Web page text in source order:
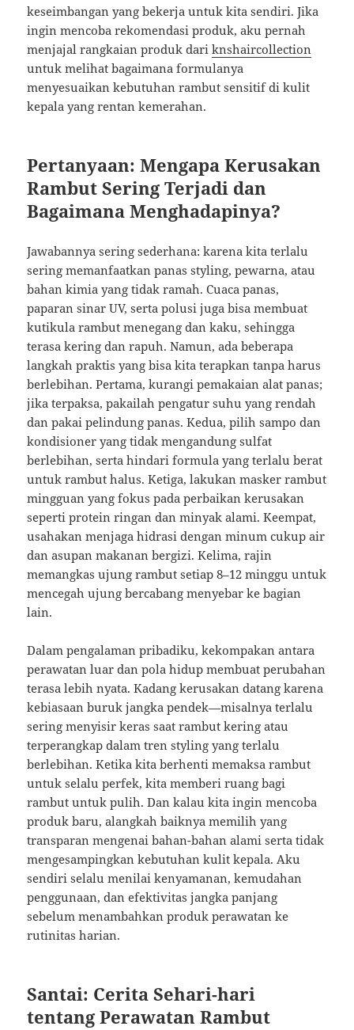
keseimbangan yang bekerja untuk kita sendiri. Jika
ingin mencoba rekomendasi produk, aku pernah
menjajal rangkaian produk dariknshaircollection
untuk melihat bagaimana formulanya
menyesuaikan kebutuhan rambut sensitif di kulit
kepala yang rentan kemerahan.
Pertanyaan: Mengapa Kerusakan
Rambut Sering Terjadi dan
Bagaimana Menghadapinya?
Jawabannya sering sederhana: karena kita terlalu
sering memanfaatkan panas styling, pewarna, atau
bahan kimia yang tidak ramah. Cuaca panas,
paparan sinar UV, serta polusi juga bisa membuat
kutikula rambut menegang dan kaku, sehingga
terasa kering dan rapuh. Namun, ada beberapa
langkah praktis yang bisa kita terapkan tanpa harus
berlebihan. Pertama, kurangi pemakaian alat panas;
jika terpaksa, pakailah pengatur suhu yang rendah
dan pakai pelindung panas. Kedua, pilih sampo dan
kondisioner yang tidak mengandung sulfat
berlebihan, serta hindari formula yang terlalu berat
untuk rambut halus. Ketiga, lakukan masker rambut
mingguan yang fokus pada perbaikan kerusakan
seperti protein ringan dan minyak alami. Keempat,
usahakan menjaga hidrasi dengan minum cukup air
dan asupan makanan bergizi. Kelima, rajin
memangkas ujung rambut setiap 8–12 minggu untuk
mencegah ujung bercabang menyebar ke bagian
lain.
Dalam pengalaman pribadiku, kekompakan antara
perawatan luar dan pola hidup membuat perubahan
terasa lebih nyata. Kadang kerusakan datang karena
kebiasaan buruk jangka pendek—misalnya terlalu
sering menyisir keras saat rambut kering atau
terperangkap dalam tren styling yang terlalu
berlebihan. Ketika kita berhenti memaksa rambut
untuk selalu perfek, kita memberi ruang bagi
rambut untuk pulih. Dan kalau kita ingin mencoba
produk baru, alangkah baiknya memilih yang
transparan mengenai bahan-bahan alami serta tidak
mengesampingkan kebutuhan kulit kepala. Aku
sendiri selalu menilai kenyamanan, kemudahan
penggunaan, dan efektivitas jangka panjang
sebelum menambahkan produk perawatan ke
rutinitas harian.
Santai: Cerita Sehari-hari
tentang Perawatan Rambut